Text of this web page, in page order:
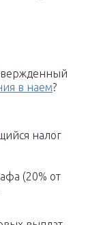
в наем?
налог
(20% от